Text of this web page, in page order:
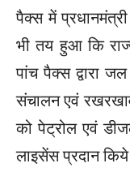
पैक्स में
भी तय हुआ कि
पांच पैक्स द्वारा
संचालन एवं
को पेट्रोल एवं
लाइसेंस प्रदान